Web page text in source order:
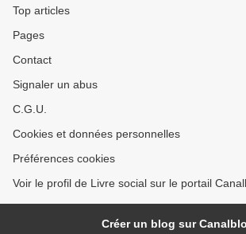
Top articles
Pages
Contact
Signaler un abus
C.G.U.
Cookies et données personnelles
Préférences cookies
Voir le profil de Livre social sur le portail
Créer un blog sur